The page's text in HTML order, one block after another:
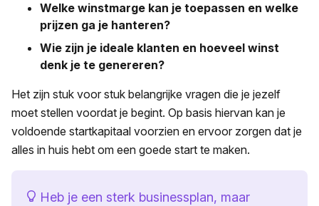
Welke winstmarge kan je toepassen en welke
prijzen ga je hanteren?
Wie zijn je ideale klanten en hoeveel winst
denk je te genereren?
Het zijn stuk voor stuk belangrijke vragen die je jezelf
moet stellen voordat je begint. Op basis hiervan kan je
voldoende startkapitaal voorzien en ervoor zorgen dat je
alles in huis hebt om een goede start te maken.
Heb je een sterk businessplan, maar